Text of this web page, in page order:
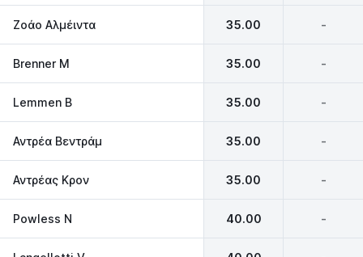
Ζοάο Αλμέιντα 35.00 -
Brenner M 35.00 -
Lemmen B 35.00 -
Αντρέα Βεντράμ 35.00 -
Αντρέας Κρον 35.00 -
Powless N 40.00 -